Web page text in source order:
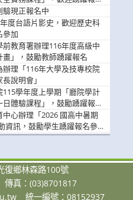
驗現正報名中
度台語片影史，歡迎歷史科
參加
教育署辦理116年度高級中
」，鼓勵教師踴躍報名
理「116年大學及技專校院
說明會」
學年度上學期「廳院學計
體驗課程」，鼓勵踴躍報名
心辦理「2026 國高中暑期
資訊，鼓勵學生踴躍報名參
復鄉林森路100號
傳真：(03)8701817
統一編號：08152937